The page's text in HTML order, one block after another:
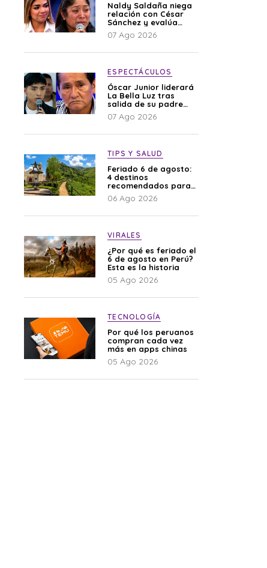
Naldy Saldaña niega
relación con César
Sánchez y evalúa
denunciar a su
esposa: “Es una
07 Ago 2026
ESPECTÁCULOS
Óscar Junior liderará
La Bella Luz tras
salida de su padre
por polémica con
Naldy Saldaña
07 Ago 2026
TIPS Y SALUD
Feriado 6 de agosto:
4 destinos
recomendados para
disfrutar el descanso
06 Ago 2026
VIRALES
¿Por qué es feriado el
6 de agosto en Perú?
Esta es la historia
05 Ago 2026
TECNOLOGÍA
Por qué los peruanos
compran cada vez
más en apps chinas
05 Ago 2026